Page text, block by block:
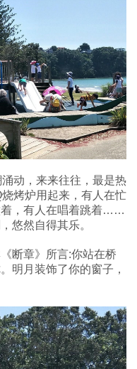
动，来来往往，最是热
烤炉用起来，有人在忙
着，有人在唱着跳着……
悠然自得其乐。
断章》所言:你站在桥
明月装饰了你的窗子，